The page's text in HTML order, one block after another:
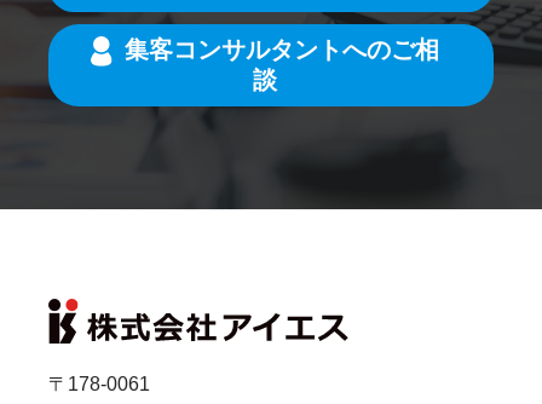
集客コンサルタントへのご相
談
〒178-0061